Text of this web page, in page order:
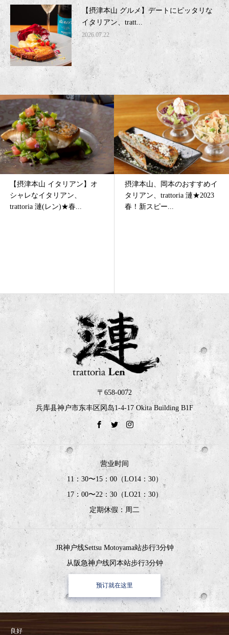
【摂津本山 グルメ】デートにピッタリな
イタリアン、tratt...
2026.07.22
摂津本山、岡本のおすすめイ
タリアン、trattoria 漣★2023
春！新スピー...
摂津本山、岡本のオシャレな
イタリアン、trattoria 漣
★2023春！新お肉...
〒658-0072
兵库县神户市东丰区冈岛1-4-17 Okita Building B1F
营业时间
11：30〜15：00（LO14：30）
17：00〜22：30（LO21：30）
定期休假：周二
JR神户线Settsu Motoyama站步行3分钟
从阪急神户线冈本站步行3分钟
预订就在这里
良好